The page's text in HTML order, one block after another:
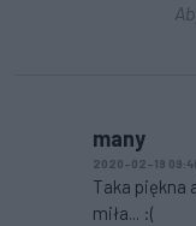
many
2020-02-19
Taka piękna
miła... :(